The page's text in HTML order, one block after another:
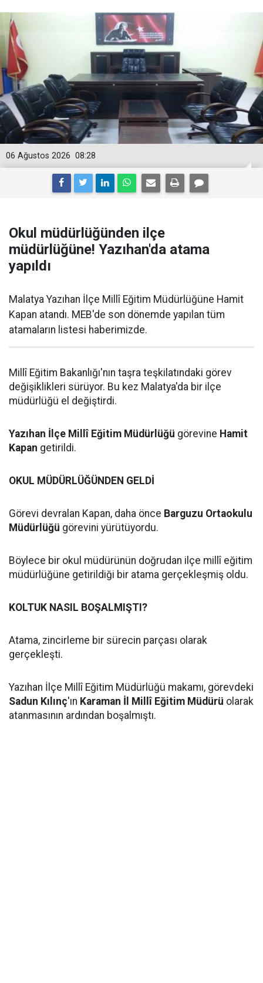
08:28
06 Ağustos 2026
Okul müdürlüğünden ilçe
müdürlüğüne! Yazıhan'da atama
yapıldı
Malatya Yazıhan İlçe Millî Eğitim Müdürlüğüne Hamit
Kapan atandı. MEB'de son dönemde yapılan tüm
atamaların listesi haberimizde.
Millî Eğitim Bakanlığı'nın taşra teşkilatındaki görev
değişiklikleri sürüyor. Bu kez Malatya'da bir ilçe
müdürlüğü el değiştirdi.
Yazıhan İlçe Millî Eğitim Müdürlüğü görevine Hamit
Kapan getirildi.
OKUL MÜDÜRLÜĞÜNDEN GELDİ
Görevi devralan Kapan, daha önce Barguzu Ortaokulu
Müdürlüğü görevini yürütüyordu.
Böylece bir okul müdürünün doğrudan ilçe millî eğitim
müdürlüğüne getirildiği bir atama gerçekleşmiş oldu.
KOLTUK NASIL BOŞALMIŞTI?
Atama, zincirleme bir sürecin parçası olarak
gerçekleşti.
Yazıhan İlçe Millî Eğitim Müdürlüğü makamı, görevdeki
Sadun Kılınç'ın Karaman İl Millî Eğitim Müdürü olarak
atanmasının ardından boşalmıştı.